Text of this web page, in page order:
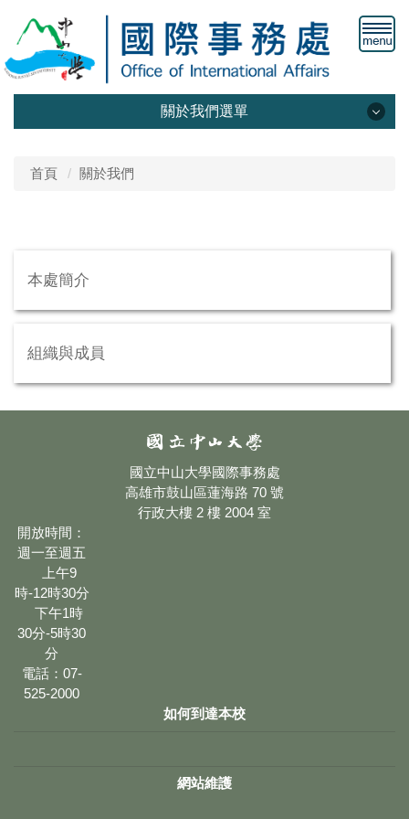
關於我們選單
中山美國中心
菲律賓臺灣教育中心
首頁 關於我們
本處簡介
組織與成員
國立中山大學國際事務處
高雄市鼓山區蓮海路 70 號
行政大樓 2 樓 2004 室
開放時間：
週一至週五
上午9
時-12時30分
下午1時
30分-5時30
分
電話：07-
525-2000
如何到達本校
網站維護